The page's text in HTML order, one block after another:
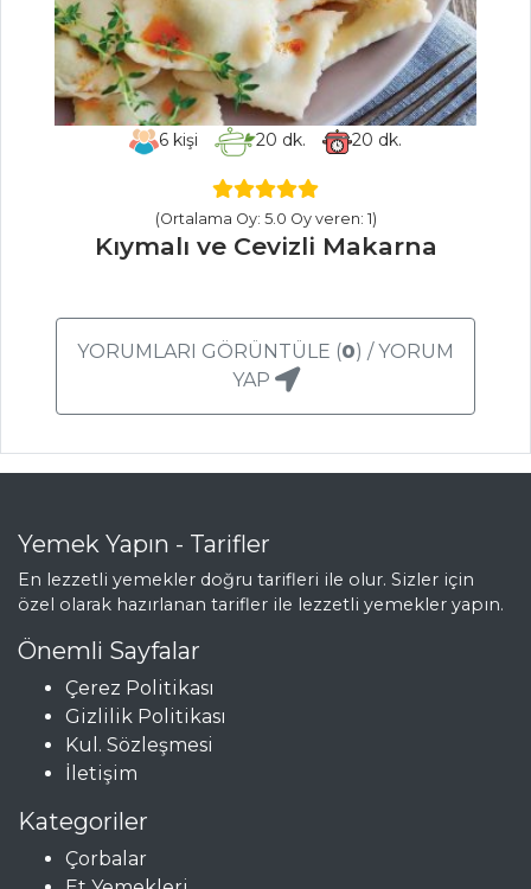
İÇECEKLER
Reyhan Şerbeti
Safran Şerbeti
İçecekler Tüm
Tarifleri
HAMUR İŞLERI
Fıstıklı Melisa
Kurabiye
Hamur İşleri Tüm
Tarifleri
PASTA VE
TATLILAR
Çikolatalı
Yuvarlaklar
6 kişi 20 dk. 20 dk.
(Ortalama Oy: 5.0 Oy veren: 1)
Kıymalı ve Cevizli Makarna
YORUMLARI GÖRÜNTÜLE (0) / YORUM
YAP
Yemek Yapın - Tarifler
En lezzetli yemekler doğru tarifleri ile olur. Sizler için
özel olarak hazırlanan tarifler ile lezzetli yemekler yapın.
Önemli Sayfalar
Çerez Politikası
Gizlilik Politikası
Kul. Sözleşmesi
İletişim
Kategoriler
Çorbalar